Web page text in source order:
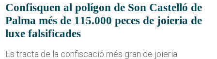
Confisquen al polígon de Son Castelló de
Palma més de 115.000 peces de joieria de
luxe falsificades
Es tracta de la confiscació més gran de joieria